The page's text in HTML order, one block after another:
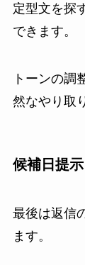
定型文を探
できます。
トーンの調
然なやり取
候補日提
最後は返信
ます。